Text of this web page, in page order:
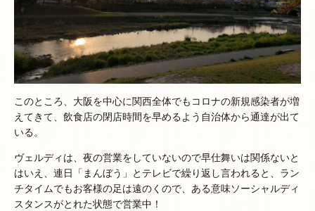
このところ、大阪を中心に関西全体でもコロナの新規感染者が増
えてきて、飲食店の閉店時間を早めるよう自治体から通達が出て
いる。
ヴェルディは、夜の営業をしていないので早仕舞いは関係ないと
はいえ、連日「まんぼう」とテレビで繰り返し言われると、ラン
チタイムでもお客様の足は遠のくので、ある意味ソーシャルディ
スタンスがとれた状態で営業中！